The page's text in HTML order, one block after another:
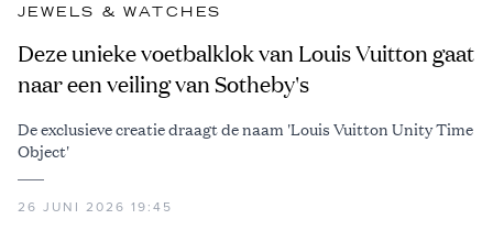
JEWELS & WATCHES
Deze unieke voetbalklok van Louis Vuitton gaat
naar een veiling van Sotheby's
De exclusieve creatie draagt de naam 'Louis Vuitton Unity Time
Object'
26 JUNI 2026 19:45